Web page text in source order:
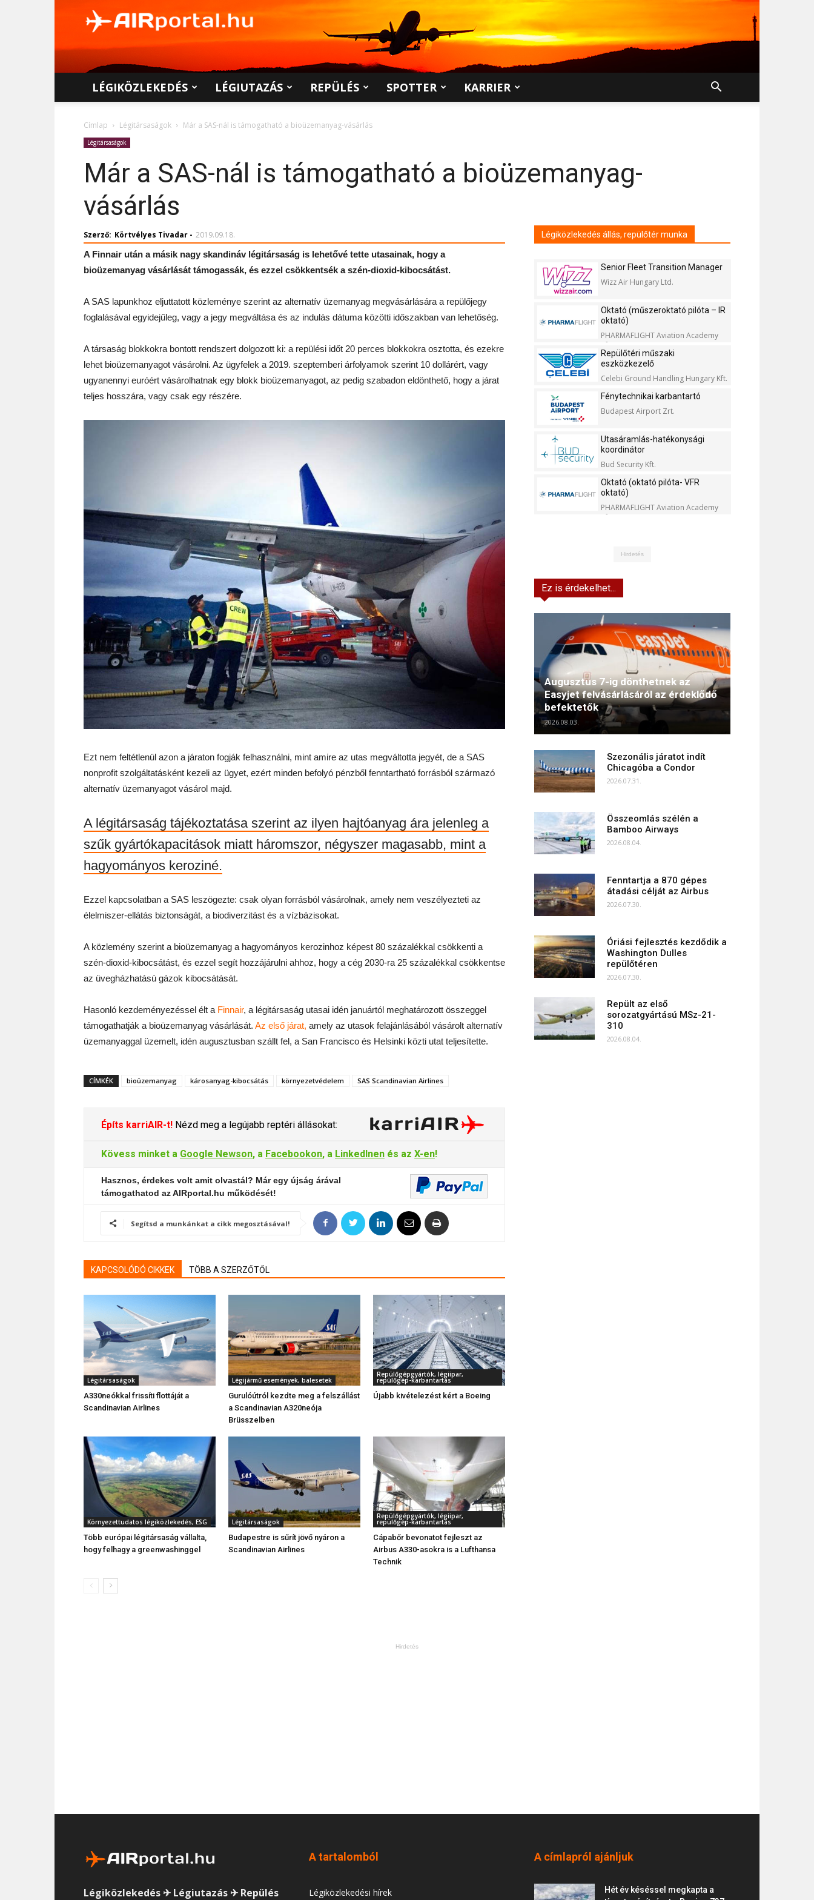
LÉGIKÖZLEKEDÉS LÉGIUTAZÁS REPÜLÉS SPOTTER KARRIER
Címlap Légitársaságok Már a SAS-nál is támogatható a bioüzemanyag-vásárlás
Légitársaságok
Már a SAS-nál is támogatható a bioüzemanyag-
vásárlás
Szerző: Körtvélyes Tivadar - 2019.09.18.
A Finnair után a másik nagy skandináv légitársaság is lehetővé tette utasainak, hogy a
bioüzemanyag vásárlását támogassák, és ezzel csökkentsék a szén-dioxid-kibocsátást.
A SAS lapunkhoz eljuttatott közleménye szerint az alternatív üzemanyag megvásárlására a repülőjegy
foglalásával egyidejűleg, vagy a jegy megváltása és az indulás dátuma közötti időszakban van lehetőség.
A társaság blokkokra bontott rendszert dolgozott ki: a repülési időt 20 perces blokkokra osztotta, és ezekre
lehet bioüzemanyagot vásárolni. Az ügyfelek a 2019. szeptemberi árfolyamok szerint 10 dollárért, vagy
ugyanennyi euróért vásárolhatnak egy blokk bioüzemanyagot, az pedig szabadon eldönthető, hogy a járat
teljes hosszára, vagy csak egy részére.
Ezt nem feltétlenül azon a járaton fogják felhasználni, mint amire az utas megváltotta jegyét, de a SAS
nonprofit szolgáltatásként kezeli az ügyet, ezért minden befolyó pénzből fenntartható forrásból származó
alternatív üzemanyagot vásárol majd.
A légitársaság tájékoztatása szerint az ilyen hajtóanyag ára jelenleg a
szűk gyártókapacitások miatt háromszor, négyszer magasabb, mint a
hagyományos keroziné.
Ezzel kapcsolatban a SAS leszögezte: csak olyan forrásból vásárolnak, amely nem veszélyezteti az
élelmiszer-ellátás biztonságát, a biodiverzitást és a vízbázisokat.
A közlemény szerint a bioüzemanyag a hagyományos kerozinhoz képest 80 százalékkal csökkenti a
szén-dioxid-kibocsátást, és ezzel segít hozzájárulni ahhoz, hogy a cég 2030-ra 25 százalékkal csökkentse
az üvegházhatású gázok kibocsátását.
Hasonló kezdeményezéssel élt a Finnair, a légitársaság utasai idén januártól meghatározott összeggel
támogathatják a bioüzemanyag vásárlását. Az első járat, amely az utasok felajánlásából vásárolt alternatív
üzemanyaggal üzemelt, idén augusztusban szállt fel, a San Francisco és Helsinki közti utat teljesítette.
CÍMKÉK bioüzemanyag károsanyag-kibocsátás környezetvédelem SAS Scandinavian Airlines
Építs karriAIR-t! Nézd meg a legújabb reptéri állásokat:
Kövess minket a Google Newson, a Facebookon, a LinkedInen és az X-en!
Hasznos, érdekes volt amit olvastál? Már egy újság árával
támogathatod az AIRportal.hu működését!
Segítsd a munkánkat a cikk megosztásával!
KAPCSOLÓDÓ CIKKEK TÖBB A SZERZŐTŐL
Légitársaságok
A330neókkal frissíti flottáját a
Scandinavian Airlines
Légijármű események, balesetek
Gurulóútról kezdte meg a felszállást
a Scandinavian A320neója
Brüsszelben
Repülőgépgyártók, légiipar,
repülőgép-karbantartás
Újabb kivételezést kért a Boeing
Környezettudatos légiközlekedés, ESG
Több európai légitársaság vállalta,
hogy felhagy a greenwashinggel
Légitársaságok
Budapestre is sűrít jövő nyáron a
Scandinavian Airlines
Repülőgépgyártók, légiipar,
repülőgép-karbantartás
Cápabőr bevonatot fejleszt az
Airbus A330-asokra is a Lufthansa
Technik
Légiközlekedés állás, repülőtér munka
Senior Fleet Transition Manager
Wizz Air Hungary Ltd.
Oktató (műszeroktató pilóta – IR
oktató)
PHARMAFLIGHT Aviation Academy
Kft.
Repülőtéri műszaki
eszközkezelő
Celebi Ground Handling Hungary Kft.
Fénytechnikai karbantartó
Budapest Airport Zrt.
Utasáramlás-hatékonysági
koordinátor
Bud Security Kft.
Oktató (oktató pilóta- VFR
oktató)
PHARMAFLIGHT Aviation Academy
Kft.
Hirdetés
Ez is érdekelhet...
Augusztus 7-ig dönthetnek az
Easyjet felvásárlásáról az érdeklődő
befektetők
2026.08.03.
Szezonális járatot indít
Chicagóba a Condor
2026.07.31.
Összeomlás szélén a
Bamboo Airways
2026.08.04.
Fenntartja a 870 gépes
átadási célját az Airbus
2026.07.30.
Óriási fejlesztés kezdődik a
Washington Dulles
repülőtéren
2026.07.30.
Repült az első
sorozatgyártású MSz-21-
310
2026.08.04.
Hirdetés
Légiközlekedés ✈ Légiutazás ✈ Repülés
A tartalomból
Légiközlekedési hírek
A címlapról ajánljuk
Hét év késéssel megkapta a